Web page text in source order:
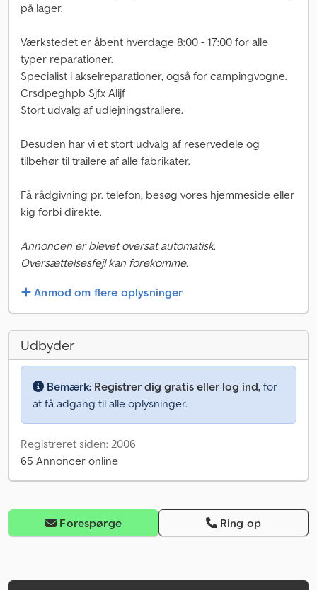
på lager.
Værkstedet er åbent hverdage 8:00 - 17:00 for alle
typer reparationer.
Specialist i akselreparationer, også for campingvogne.
Crsdpeghpb Sjfx Alijf
Stort udvalg af udlejningstrailere.
Desuden har vi et stort udvalg af reservedele og
tilbehør til trailere af alle fabrikater.
Få rådgivning pr. telefon, besøg vores hjemmeside eller
kig forbi direkte.
Annoncen er blevet oversat automatisk.
Oversættelsesfejl kan forekomme.
Anmod om flere oplysninger
Udbyder
Bemærk: Registrer dig gratis eller log ind, for
at få adgang til alle oplysninger.
Registreret siden: 2006
65 Annoncer online
Forespørge Ring op